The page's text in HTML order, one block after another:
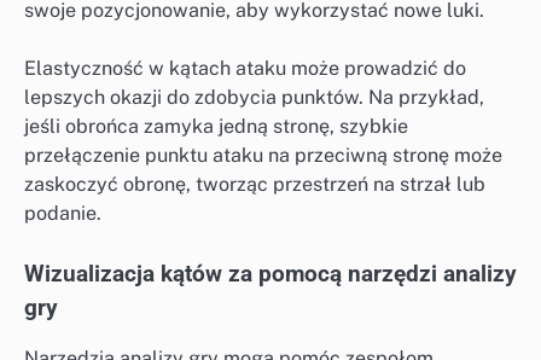
swoje pozycjonowanie, aby wykorzystać nowe luki.
Elastyczność w kątach ataku może prowadzić do
lepszych okazji do zdobycia punktów. Na przykład,
jeśli obrońca zamyka jedną stronę, szybkie
przełączenie punktu ataku na przeciwną stronę może
zaskoczyć obronę, tworząc przestrzeń na strzał lub
podanie.
Wizualizacja kątów za pomocą narzędzi analizy
gry